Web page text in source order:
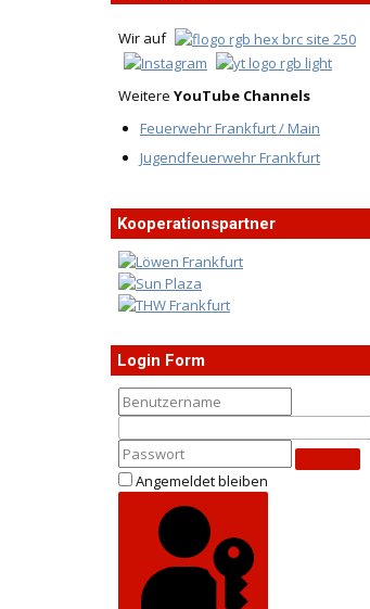
Wir auf
Weitere YouTube Channels
Feuerwehr Frankfurt / Main
Jugendfeuerwehr Frankfurt
Kooperationspartner
Login Form
Angemeldet bleiben